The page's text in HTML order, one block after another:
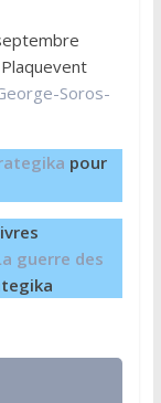
Soros-
pour
guerre des